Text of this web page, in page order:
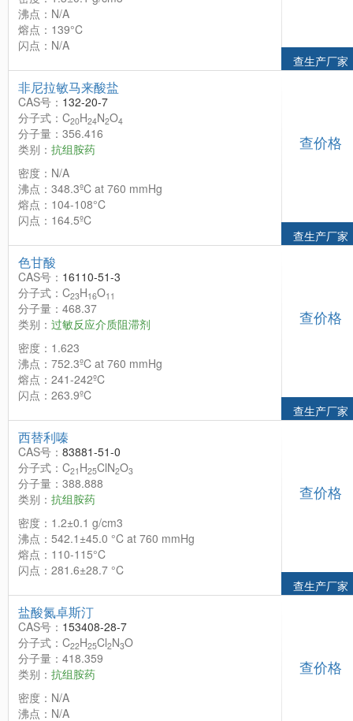
沸点：N/A
熔点：139°C
闪点：N/A
查生产厂家
非尼拉敏马来酸盐
CAS号： 132-20-7
分子式：C20H24N2O4
分子量：356.416
类别： 抗组胺药
密度：N/A
沸点：348.3ºC at 760 mmHg
熔点：104-108°C
闪点：164.5ºC
查价格
查生产厂家
色甘酸
CAS号： 16110-51-3
分子式：C23H16O11
分子量：468.37
类别： 过敏反应介质阻滞剂
密度：1.623
沸点：752.3ºC at 760 mmHg
熔点：241-242ºC
闪点：263.9ºC
查价格
查生产厂家
西替利嗪
CAS号： 83881-51-0
分子式：C21 H25ClN2O3
分子量：388.888
类别： 抗组胺药
密度：1.2±0.1 g/cm3
沸点：542.1±45.0 °C at 760 mmHg
熔点：110-115°C
闪点：281.6±28.7 °C
查价格
查生产厂家
盐酸氮卓斯汀
CAS号： 153408-28-7
分子式：C22H25Cl2N3O
分子量：418.359
类别： 抗组胺药
密度：N/A
沸点：N/A
查价格